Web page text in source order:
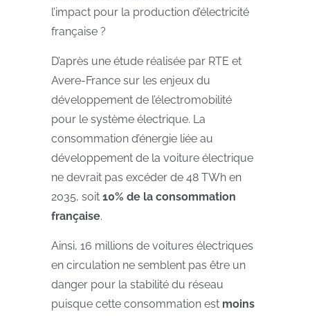
l’impact pour la production d’électricité
française ?
D’après une étude réalisée par RTE et
Avere-France sur les enjeux du
développement de l’électromobilité
pour le système électrique. La
consommation d’énergie liée au
développement de la voiture électrique
ne devrait pas excéder de 48 TWh en
2035, soit 10% de la consommation
française.
Ainsi, 16 millions de voitures électriques
en circulation ne semblent pas être un
danger pour la stabilité du réseau
puisque cette consommation est moins